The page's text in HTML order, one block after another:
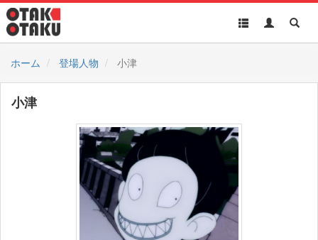
Toggle
Toggle
ホーム
登場人物 小津
小津